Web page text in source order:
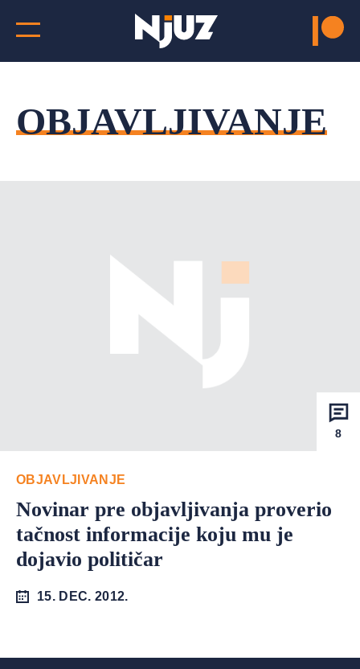
OBJAVLJIVANJE
8
OBJAVLJIVANJE
Novinar pre objavljivanja proverio
tačnost informacije koju mu je
dojavio političar
15. DEC. 2012.